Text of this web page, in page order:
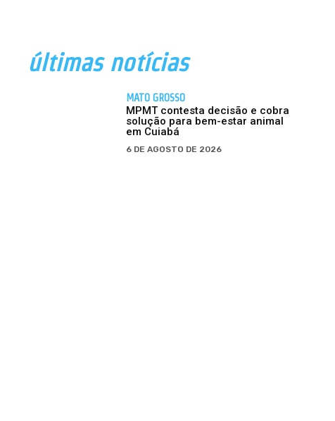
últimas notícias
MATO GROSSO
MPMT contesta decisão e cobra
solução para bem-estar animal
em Cuiabá
6 DE AGOSTO DE 2026